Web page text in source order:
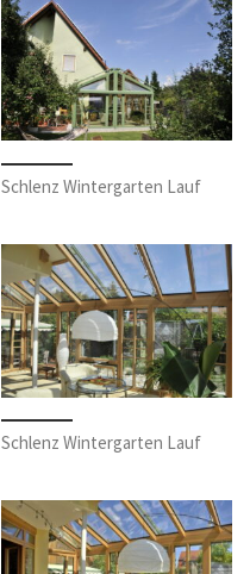
Schlenz Wintergarten Lauf
Schlenz Wintergarten Lauf